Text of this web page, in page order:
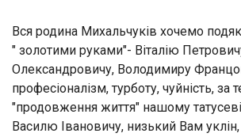
Вся родина Михальчуків хочемо
" золотими руками"- Віталію
Олександровичу, Володимиру
професіоналізм, турботу, чуйність, за
"продовження життя" нашому
Василю Івановичу, низький Вам